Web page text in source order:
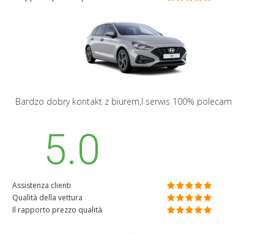
Bardzo dobry kontakt z biurem,I serwis 100% polecam
5.0
Assistenza clienti
Qualità della vettura
Il rapporto prezzo qualità